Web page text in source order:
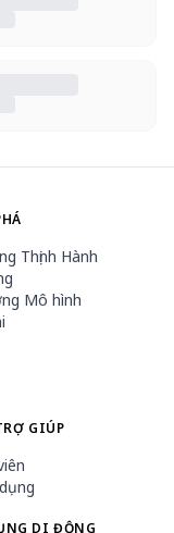
Thịnh Hành
Mô hình
GIÚP
DI ĐỘNG